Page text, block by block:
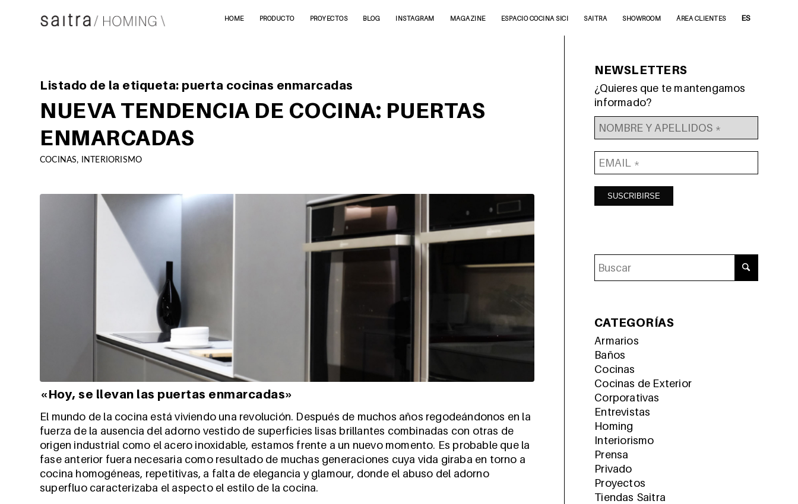
HOME PRODUCTO PROYECTOS BLOG INSTAGRAM MAGAZINE ESPACIO COCINA SICI SAITRA SHOWROOM ÁREA CLIENTES ES
Listado de la etiqueta: puerta cocinas enmarcadas
NUEVA TENDENCIA DE COCINA: PUERTAS
ENMARCADAS
COCINAS, INTERIORISMO
«Hoy, se llevan las puertas enmarcadas»
El mundo de la cocina está viviendo una revolución. Después de muchos años regodeándonos en la
fuerza de la ausencia del adorno vestido de superficies lisas brillantes combinadas con otras de
origen industrial como el acero inoxidable, estamos frente a un nuevo momento. Es probable que la
fase anterior fuera necesaria como resultado de muchas generaciones cuya vida giraba en torno a
cocina homogéneas, repetitivas, a falta de elegancia y glamour, donde el abuso del adorno
superfluo caracterizaba el aspecto el estilo de la cocina.
NEWSLETTERS
¿Quieres que te mantengamos
informado?
CATEGORÍAS
Armarios
Baños
Cocinas
Cocinas de Exterior
Corporativas
Entrevistas
Homing
Interiorismo
Prensa
Privado
Proyectos
Tiendas Saitra